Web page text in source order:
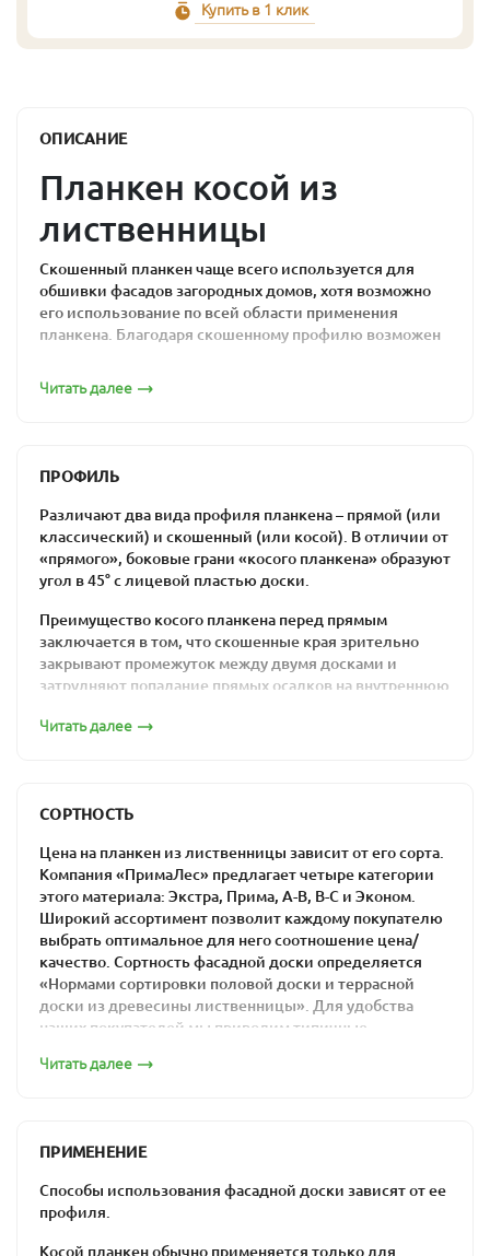
Купить в 1 клик
ОПИСАНИЕ
Планкен косой из
лиственницы
Скошенный планкен чаще всего используется для
обшивки фасадов загородных домов, хотя возможно
его использование по всей области применения
планкена. Благодаря скошенному профилю возможен
конструкции атмосферным осадкам.
породы (лиственницы), делают скошенный планкен
оптимальным решением для оформления фасадов.
Преимущества и
особенности
применения материала
По сравнению с прямым профилем косой планкен
используют в основном для создания заборов и
«ПримаЛес»
В компании «ПримаЛес» вы сможете купить косой
планкен из лиственницы, который будет
соответствовать всем вашим требованиям.
Характеристики
материала
сечение профиля – 20х140 мм;
Продается в упаковках по 5 досок: цена материала
формируется в зависимости от выбранного вами сорта
Читать далее
ПРОФИЛЬ
Различают два вида профиля планкена – прямой (или
классический) и скошенный (или косой). В отличии от
«прямого», боковые грани «косого планкена» образуют
угол в 45° с лицевой пластью доски.
Преимущество косого планкена перед прямым
заключается в том, что скошенные края зрительно
закрывают промежуток между двумя досками и
затрудняют попадание прямых осадков на внутреннюю
монтаж скошенного планкена значительно более
Читать далее
СОРТНОСТЬ
Цена на планкен из лиственницы зависит от его сорта.
Компания «ПримаЛес» предлагает четыре категории
этого материала: Экстра, Прима, А-В, В-С и Эконом.
Широкий ассортимент позволит каждому покупателю
выбрать оптимальное для него соотношение цена/
качество. Сортность фасадной доски определяется
«Нормами сортировки половой доски и террасной
доски из древесины лиственницы». Для удобства
наших покупателей мы приводим типичные
Читать далее
ПРИМЕНЕНИЕ
Способы использования фасадной доски зависят от ее
профиля.
Косой планкен обычно применяется только для